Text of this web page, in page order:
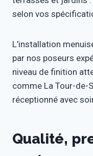
selon vos
L’installation
par nos poseurs
niveau de finition
comme La Tour-de-
réceptionné avec
Qualité,